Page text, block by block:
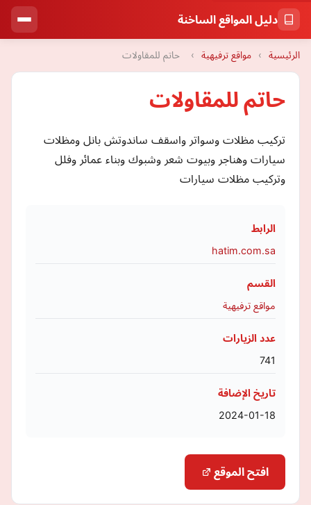
دليل المواقع الساخنة
الرئيسية › مواقع ترفيهية › حاتم للمقاولات
حاتم للمقاولات
تركيب مظلات وسواتر واسقف ساندوتش بانل ومظلات
سيارات وهناجر وبيوت شعر وشبوك وبناء عمائر وفلل
وتركيب مظلات سيارات
الرابط
hatim.com.sa
القسم
مواقع ترفيهية
عدد الزيارات
741
تاريخ الإضافة
2024-01-18
افتح الموقع